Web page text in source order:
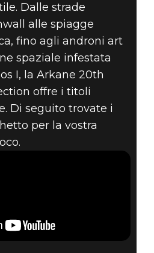
I
NELLA
20TH
Dalle strade
alle spiagge
fino agli androni art
spaziale infestata
I, la Arkane 20th
offre i titoli
Di seguito trovate i
per la vostra